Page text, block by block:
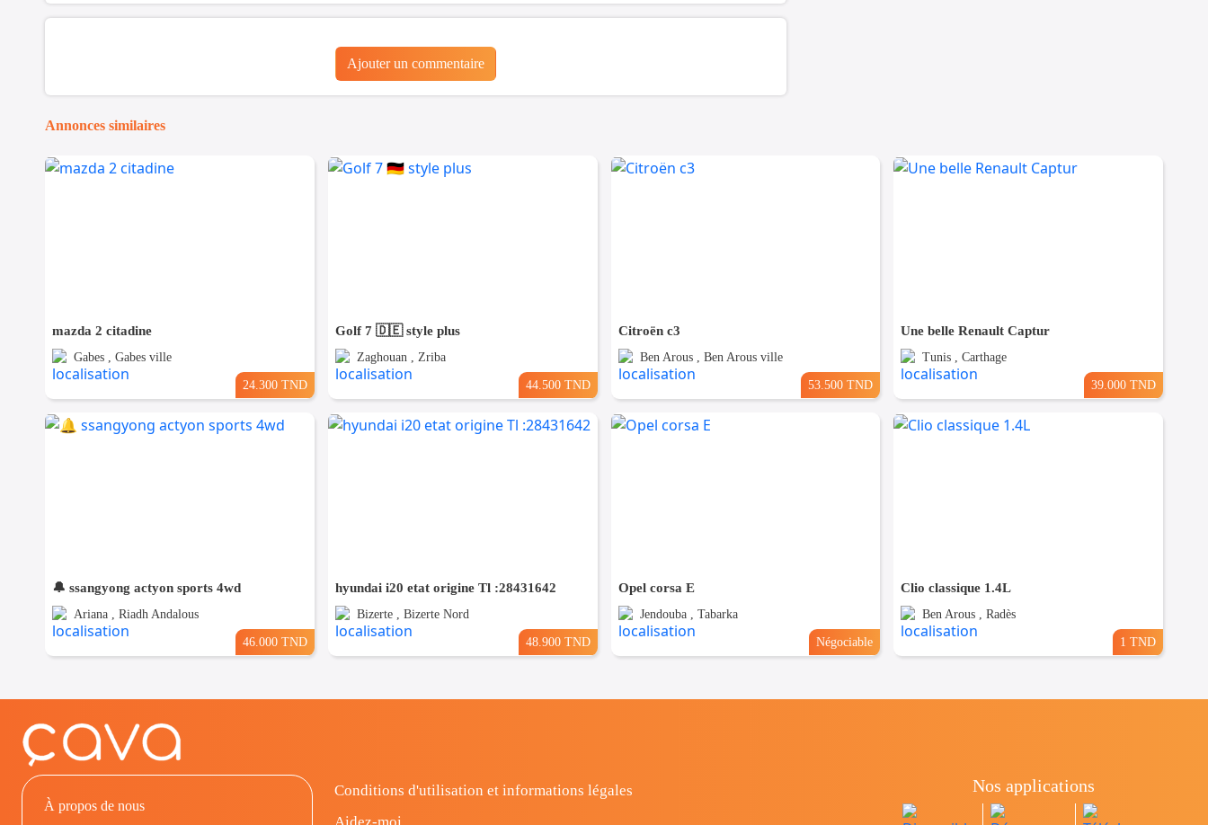
Ajouter un commentaire
Annonces similaires
mazda 2 citadine
Gabes , Gabes ville
24.300 TND
Golf 7 🇩🇪 style plus
Zaghouan , Zriba
44.500 TND
Citroën c3
Ben Arous , Ben Arous ville
53.500 TND
Une belle Renault Captur
Tunis , Carthage
39.000 TND
🔔 ssangyong actyon sports 4wd
Ariana , Riadh Andalous
46.000 TND
hyundai i20 etat origine Tl :28431642
Bizerte , Bizerte Nord
48.900 TND
Opel corsa E
Jendouba , Tabarka
Négociable
Clio classique 1.4L
Ben Arous , Radès
1 TND
À propos de nous
Conditions d'utilisation et informations légales
Nos applications